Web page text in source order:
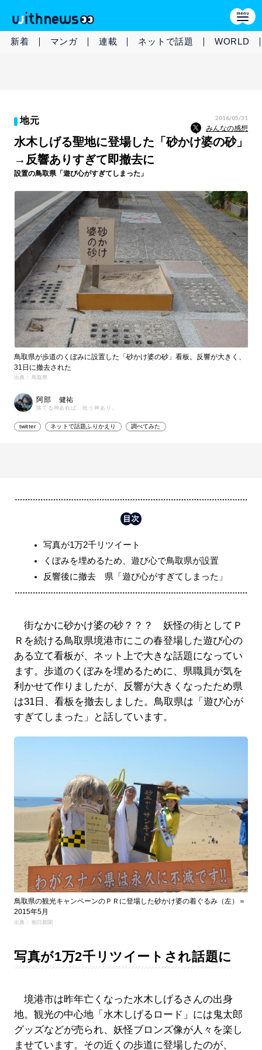
新着 マンガ 連載 ネットで話題 WORLD
地元 2016/05/31
みんなの感想
水木しげる聖地に登場した「砂かけ婆の砂」
→反響ありすぎて即撤去に
設置の鳥取県「遊び心がすぎてしまった」
鳥取県が歩道のくぼみに設置した「砂かけ婆の砂」看板。反響が大きく、
31日に撤去された
出典： 鳥取県
阿部 健祐
捨てる神あれば、拾う神あり。
twitter ネットで話題ふりかえり 調べてみた
写真が1万2千リツイート
くぼみを埋めるため、遊び心で鳥取県が設置
反響後に撤去 県「遊び心がすぎてしまった」
街なかに砂かけ婆の砂？？？ 妖怪の街としてＰ
Ｒを続ける鳥取県境港市にこの春登場した遊び心の
ある立て看板が、ネット上で大きな話題になってい
ます。歩道のくぼみを埋めるために、県職員が気を
利かせて作りましたが、反響が大きくなったため県
は31日、看板を撤去しました。鳥取県は「遊び心が
すぎてしまった」と話しています。
鳥取県の観光キャンペーンのＰＲに登場した砂かけ婆の着ぐるみ（左）＝
2015年5月
出典： 朝日新聞
写真が1万2千リツイートされ話題に
境港市は昨年亡くなった水木しげるさんの出身
地。観光の中心地「水木しげるロード」には鬼太郎
グッズなどが売られ、妖怪ブロンズ像が人々を楽し
ませています。その近くの歩道に登場したのが、